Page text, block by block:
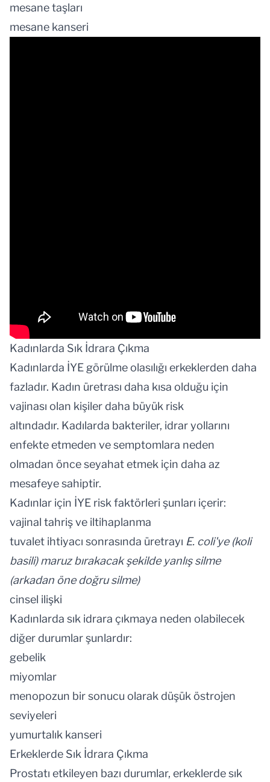
mesane taşları
mesane kanseri
Kadınlarda Sık İdrara Çıkma
Kadınlarda İYE görülme olasılığı erkeklerden daha
fazladır. Kadın üretrası daha kısa olduğu için
vajinası olan kişiler daha büyük risk
altındadır. Kadılarda bakteriler, idrar yollarını
enfekte etmeden ve semptomlara neden
olmadan önce seyahat etmek için daha az
mesafeye sahiptir.
Kadınlar için İYE risk faktörleri şunları içerir:
vajinal tahriş ve iltihaplanma
tuvalet ihtiyacı sonrasında üretrayı E. coli'ye (koli
basili) maruz bırakacak şekilde yanlış silme
(arkadan öne doğru silme)
cinsel ilişki
Kadınlarda sık idrara çıkmaya neden olabilecek
diğer durumlar şunlardır:
gebelik
miyomlar
menopozun bir sonucu olarak düşük östrojen
seviyeleri
yumurtalık kanseri
Erkeklerde Sık İdrara Çıkma
Prostatı etkileyen bazı durumlar, erkeklerde sık